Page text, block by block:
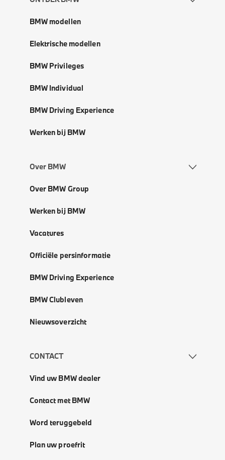
BMW modellen
Elektrische modellen
BMW Privileges
BMW Individual
BMW Driving Experience
Werken bij BMW
Over BMW
Over BMW Group
Werken bij BMW
Vacatures
Officiële persinformatie
BMW Driving Experience
BMW Clubleven
Nieuwsoverzicht
CONTACT
Vind uw BMW dealer
Contact met BMW
Word teruggebeld
Plan uw proefrit